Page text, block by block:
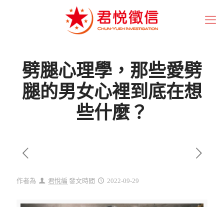
劈腿心理學，那些愛劈
腿的男女心裡到底在想
些什麼？
作者為 君悅編 發文時間 2022-09-29